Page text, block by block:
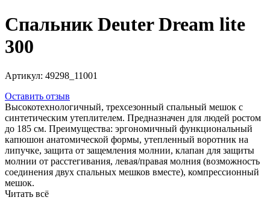
Спальник Deuter Dream lite
300
Артикул: 49298_11001
Оставить отзыв
Высокотехнологичный, трехсезонный спальный мешок с
синтетическим утеплителем. Предназначен для людей ростом
до 185 см. Преимущества: эргономичный функциональный
капюшон анатомической формы, утепленный воротник на
липучке, защита от защемления молнии, клапан для защиты
молнии от расстегивания, левая/правая молния (возможность
соединения двух спальных мешков вместе), компрессионный
мешок.
Читать всё